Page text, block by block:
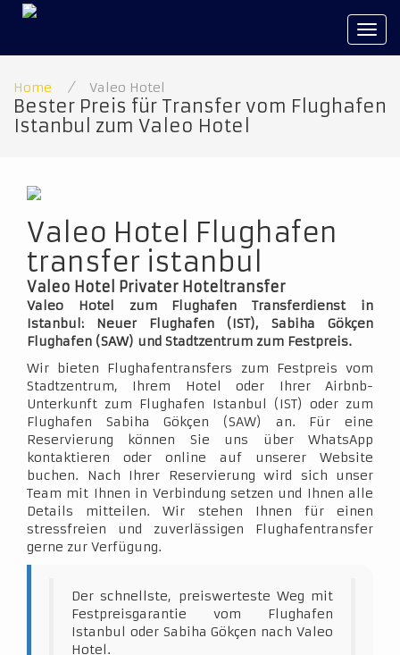
Home / Valeo Hotel
Bester Preis für Transfer vom Flughafen
Istanbul zum Valeo Hotel
Valeo Hotel Flughafen
transfer istanbul
Valeo Hotel Privater Hoteltransfer
Valeo Hotel zum Flughafen Transferdienst in
Istanbul: Neuer Flughafen (IST), Sabiha Gökçen
Flughafen (SAW) und Stadtzentrum zum Festpreis.
Wir bieten Flughafentransfers zum Festpreis vom
Stadtzentrum, Ihrem Hotel oder Ihrer Airbnb-
Unterkunft zum Flughafen Istanbul (IST) oder zum
Flughafen Sabiha Gökçen (SAW) an. Für eine
Reservierung können Sie uns über WhatsApp
kontaktieren oder online auf unserer Website
buchen. Nach Ihrer Reservierung wird sich unser
Team mit Ihnen in Verbindung setzen und Ihnen alle
Details mitteilen. Wir stehen Ihnen für einen
stressfreien und zuverlässigen Flughafentransfer
gerne zur Verfügung.
Der schnellste, preiswerteste Weg mit
Festpreisgarantie vom Flughafen
Istanbul oder Sabiha Gökçen nach Valeo
Hotel.